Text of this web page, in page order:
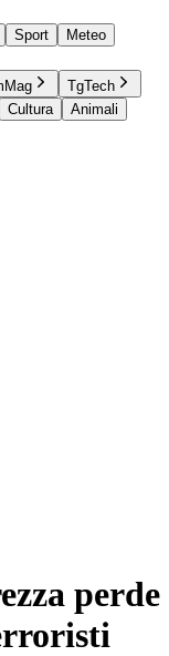
Sport
Meteo
TgTech
Cultura
Animali
perde